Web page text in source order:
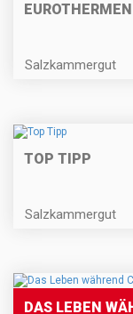
Salzkammergut
TOP TIPP
Salzkammergut
DAS LEBEN